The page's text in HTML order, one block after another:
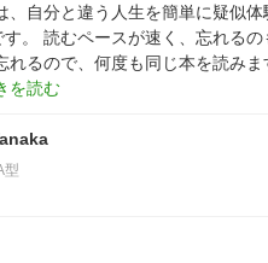
、自分と違う人生を簡単に疑似
。
読むペースが速く、忘れるの
れるので、何度も同じ本を読みま
型